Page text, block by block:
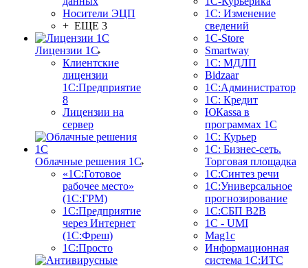
Носители ЭЦП
+ ЕЩЕ 3
Лицензии 1С
Клиентские
лицензии
1С:Предприятие
8
Лицензии на
сервер
Облачные решения 1С
«1C:Готовое
рабочее место»
(1С:ГРМ)
1С:Предприятие
через Интернет
(1С:Фреш)
1С:Просто
1С: Изменение
сведений
1C-Store
Smartway
1С: МДЛП
Bidzaar
1С:Администратор
1С: Кредит
ЮКаssа в
программах 1С
1С: Курьер
1С: Бизнес-сеть.
Торговая площадка
1С:Синтез речи
1С:Универсальное
прогнозирование
1С:СБП B2B
1C - UMI
Mag1c
Информационная
система 1С:ИТС